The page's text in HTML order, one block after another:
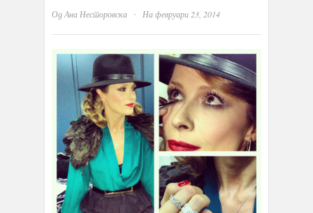
ОдАна Несторовска · На февруари 23, 2014